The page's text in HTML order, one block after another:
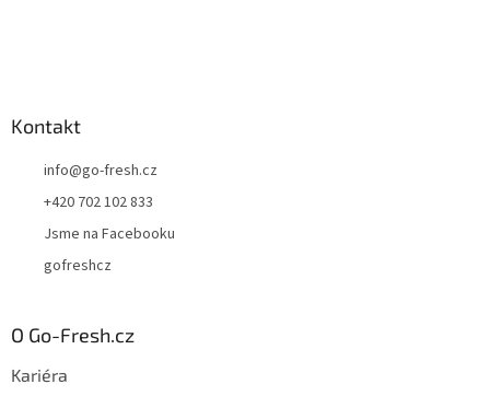
Kontakt
info@go-fresh.cz
+420 702 102 833
Jsme na Facebooku
gofreshcz
O Go-Fresh.cz
Kariéra